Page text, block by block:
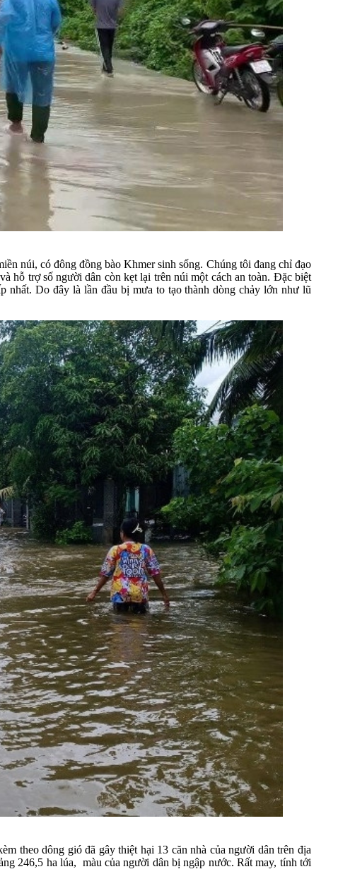
núi, có đông đồng bào Khmer sinh sống. Chúng tôi đang chỉ đạo
hỗ trợ số người dân còn kẹt lại trên núi một cách an toàn. Đặc biệt
nhất. Do đây là lần đầu bị mưa to tạo thành dòng chảy lớn như lũ
theo dông gió đã gây thiệt hại 13 căn nhà của người dân trên địa
246,5 ha lúa, màu của người dân bị ngập nước. Rất may, tính tới